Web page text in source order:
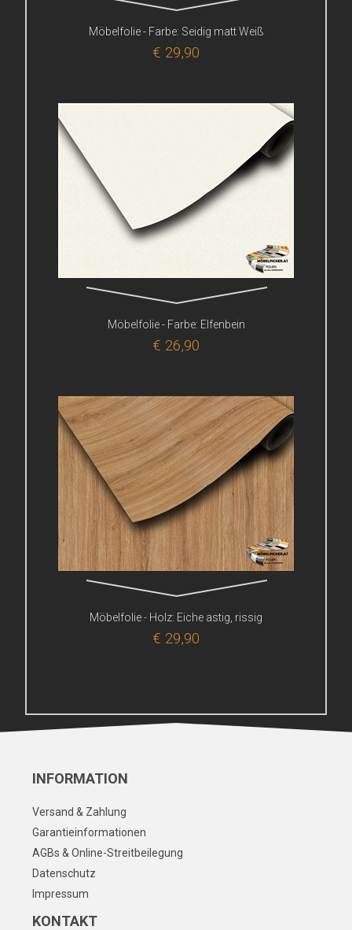
Möbelfolie - Farbe: Seidig matt Weiß
€ 29,90
Möbelfolie - Farbe: Elfenbein
€ 26,90
Möbelfolie - Holz: Eiche astig, rissig
€ 29,90
INFORMATION
Versand & Zahlung
Garantieinformationen
AGBs & Online-Streitbeilegung
Datenschutz
Impressum
KONTAKT